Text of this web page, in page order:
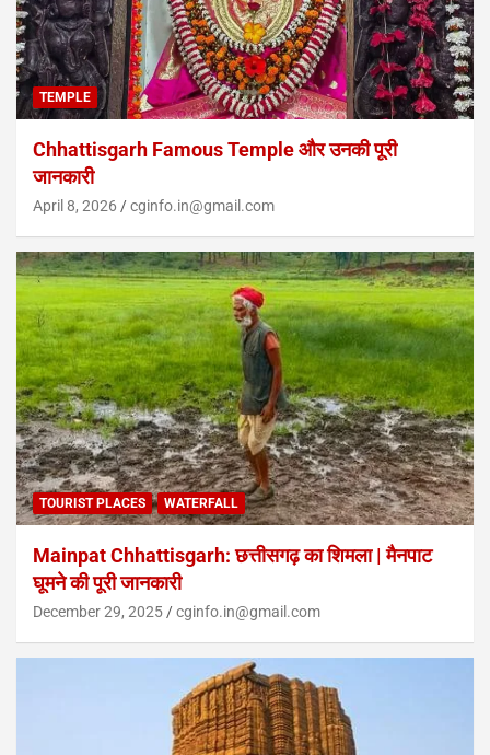
TEMPLE
Chhattisgarh Famous Temple और उनकी पूरी
जानकारी
April 8, 2026 cginfo.in@gmail.com
TOURIST PLACES WATERFALL
Mainpat Chhattisgarh: छत्तीसगढ़ का शिमला | मैनपाट
घूमने की पूरी जानकारी
December 29, 2025 cginfo.in@gmail.com